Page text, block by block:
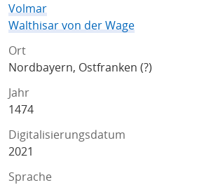
Volmar
Walthisar von der Wage
Ort
Nordbayern, Ostfranken (?)
Jahr
1474
Digitalisierungsdatum
2021
Sprache